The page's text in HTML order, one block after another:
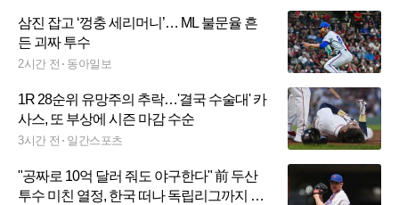
삼진 잡고 ‘껑충 세리머니’… ML 불문율 흔
든 괴짜 투수
2시간 전 동아일보
1R 28순위 유망주의 추락…'결국 수술대' 카
사스, 또 부상에 시즌 마감 수순
3시간 전 일간스포츠
"공짜로 10억 달러 줘도 야구한다" 前 두산
투수 미친 열정, 한국 떠나 독립리그까지 추